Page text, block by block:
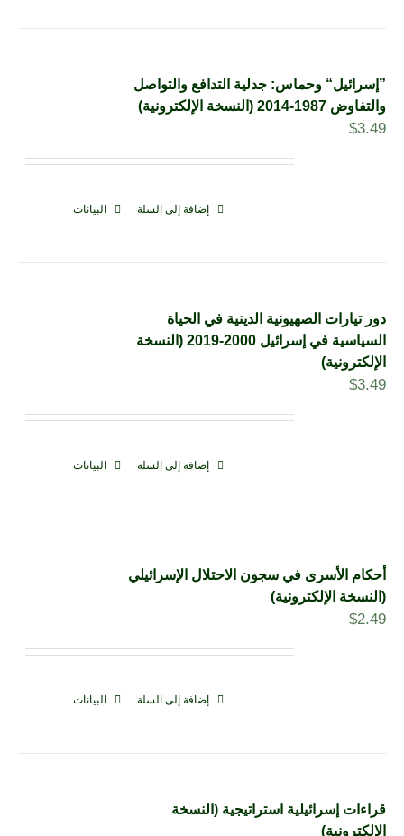
”إسرائيل“ وحماس: جدلية التدافع والتواصل
والتفاوض 1987-2014 (النسخة الإلكترونية)
$3.49
إضافة إلى السلة البيانات
دور تيارات الصهيونية الدينية في الحياة
السياسية في إسرائيل 2000-2019 (النسخة
الإلكترونية)
$3.49
إضافة إلى السلة البيانات
أحكام الأسرى في سجون الاحتلال الإسرائيلي
(النسخة الإلكترونية)
$2.49
إضافة إلى السلة البيانات
قراءات إسرائيلية استراتيجية (النسخة
الإلكترونية)